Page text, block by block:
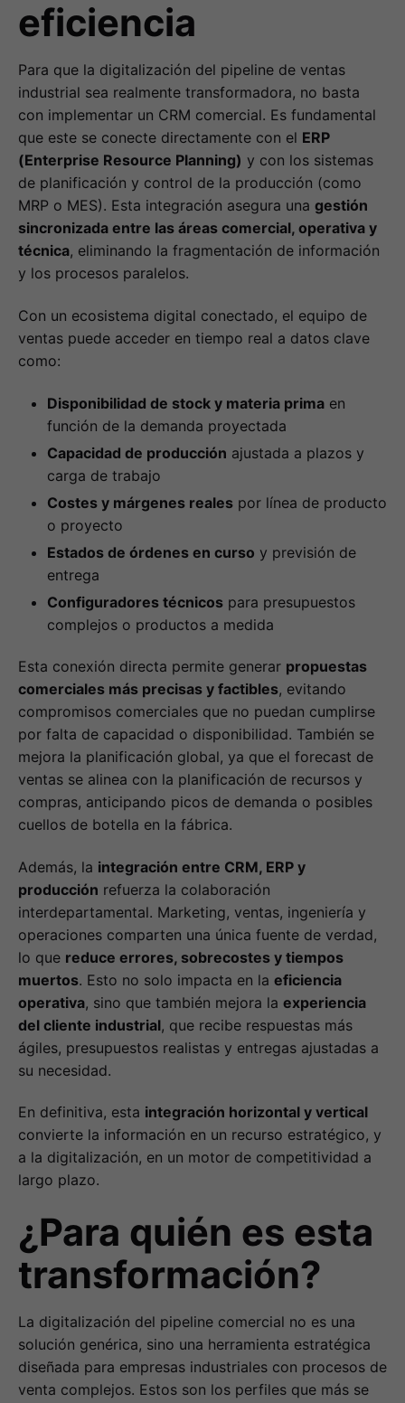
eficiencia
Para que la digitalización del pipeline de ventas
industrial sea realmente transformadora, no basta
con implementar un CRM comercial. Es fundamental
que este se conecte directamente con el ERP
(Enterprise Resource Planning) y con los sistemas
de planificación y control de la producción (como
MRP o MES). Esta integración asegura una gestión
sincronizada entre las áreas comercial, operativa y
técnica, eliminando la fragmentación de información
y los procesos paralelos.
Con un ecosistema digital conectado, el equipo de
ventas puede acceder en tiempo real a datos clave
como:
Disponibilidad de stock y materia prima en
función de la demanda proyectada
Capacidad de producción ajustada a plazos y
carga de trabajo
Costes y márgenes reales por línea de producto
o proyecto
Estados de órdenes en curso y previsión de
entrega
Configuradores técnicos para presupuestos
complejos o productos a medida
Esta conexión directa permite generar propuestas
comerciales más precisas y factibles, evitando
compromisos comerciales que no puedan cumplirse
por falta de capacidad o disponibilidad. También se
mejora la planificación global, ya que el forecast de
ventas se alinea con la planificación de recursos y
compras, anticipando picos de demanda o posibles
cuellos de botella en la fábrica.
Además, la integración entre CRM, ERP y
producción refuerza la colaboración
interdepartamental. Marketing, ventas, ingeniería y
operaciones comparten una única fuente de verdad,
lo que reduce errores, sobrecostes y tiempos
muertos. Esto no solo impacta en la eficiencia
operativa, sino que también mejora la experiencia
del cliente industrial, que recibe respuestas más
ágiles, presupuestos realistas y entregas ajustadas a
su necesidad.
En definitiva, esta integración horizontal y vertical
convierte la información en un recurso estratégico, y
a la digitalización, en un motor de competitividad a
largo plazo.
¿Para quién es esta
transformación?
La digitalización del pipeline comercial no es una
solución genérica, sino una herramienta estratégica
diseñada para empresas industriales con procesos de
venta complejos. Estos son los perfiles que más se